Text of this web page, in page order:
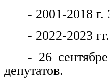
- 2001-2018 г.
- 2022-2023
- 26
депутатов.